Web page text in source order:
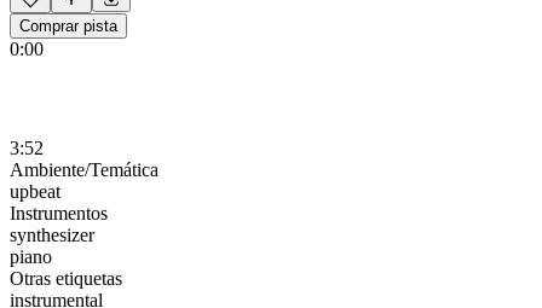
Comprar pista
0:00
3:52
Ambiente/Temática
upbeat
Instrumentos
synthesizer
piano
Otras etiquetas
instrumental